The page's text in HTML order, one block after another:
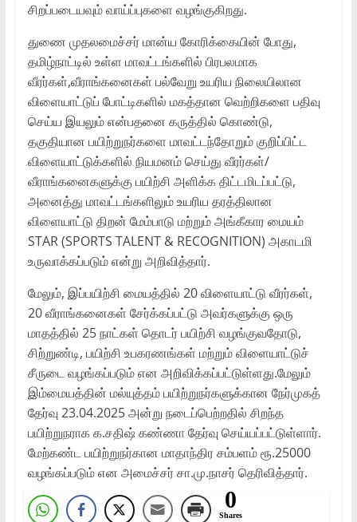
சிறப்படையவும் வாய்ப்புகளை வழங்குகிறது.
துணை முதலமைச்சர் மான்ய கோரிக்கையின் போது,
தமிழ்நாட்டில் உள்ள மாவட்டங்களில் பிரபலமாக
வீரர்கள்,வீராங்கனைகள் பல்வேறு உயரிய நிலையிலான
விளையாட்டுப் போட்டிகளில் மகத்தான வெற்றிகளை பதிவு
செய்ய இயலும் என்பதனை கருத்தில் கொண்டு,
தகுதியான பயிற்றுநர்களை மாவட்டந்தோறும் குறிப்பிட்ட
விளையாட்டுக்களில் நியமனம் செய்து வீரர்கள்/
வீராங்கனைகளுக்கு பயிற்சி அளிக்க திட்டமிடப்பட்டு,
அனைத்து மாவட்டங்களிலும் உயரிய தரத்திலான
விளையாட்டு திறன் மேம்பாடு மற்றும் அங்கீகார மையம்
STAR (SPORTS TALENT & RECOGNITION) அகாடமி
உருவாக்கப்படும் என்று அறிவித்தார்.
மேலும், இப்பயிற்சி மையத்தில் 20 விளையாட்டு வீரர்கள்,
20 வீராங்கனைகள் சேர்க்கப்பட்டு அவர்களுக்கு ஒரு
மாதத்தில் 25 நாட்கள் தொடர் பயிற்சி வழங்குவதோடு,
சிற்றுண்டி, பயிற்சி உபகரணங்கள் மற்றும் விளையாட்டுச்
சீருடை வழங்கப்படும் என அறிவிக்கப்பட்டுள்ளது.மேலும்
இம்மையத்தின் மல்யுத்தம் பயிற்றுநர்களுக்கான நேர்முகத்
தேர்வு 23.04.2025 அன்று நடைப்பெற்றதில் சிறந்த
பயிற்றுநராக க.சதிஷ் கண்ணா தேர்வு செய்யப்பட்டுள்ளார்.
மேற்கண்ட பயிற்றுநர்கான மாதாந்திர சம்பளம் ரூ.25000
வழங்கப்படும் என அமைச்சர் சா.மு.நாசர் தெரிவித்தார்.
0
Shares